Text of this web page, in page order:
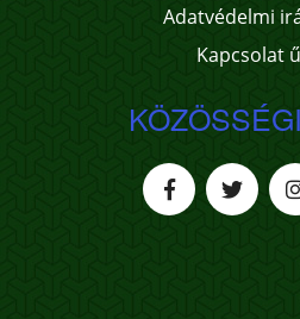
Adatvédelmi
Kapcsolat